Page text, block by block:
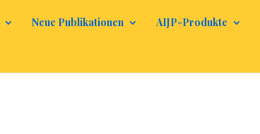
Neue Publikationen AIJP-Produkte